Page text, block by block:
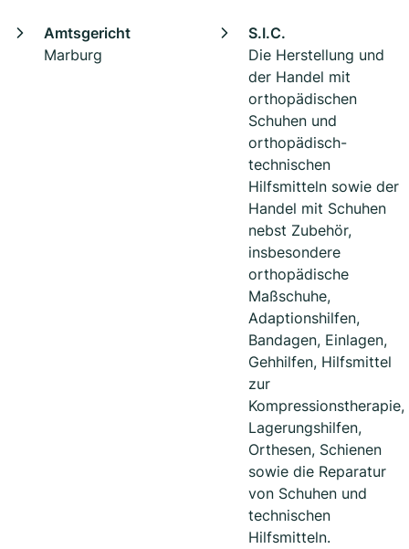
Amtsgericht
Marburg
S.I.C.
Die Herstellung und
der Handel mit
orthopädischen
Schuhen und
orthopädisch-
technischen
Hilfsmitteln sowie der
Handel mit Schuhen
nebst Zubehör,
insbesondere
orthopädische
Maßschuhe,
Adaptionshilfen,
Bandagen, Einlagen,
Gehhilfen, Hilfsmittel
zur
Kompressionstherapie,
Lagerungshilfen,
Orthesen, Schienen
sowie die Reparatur
von Schuhen und
technischen
Hilfsmitteln.